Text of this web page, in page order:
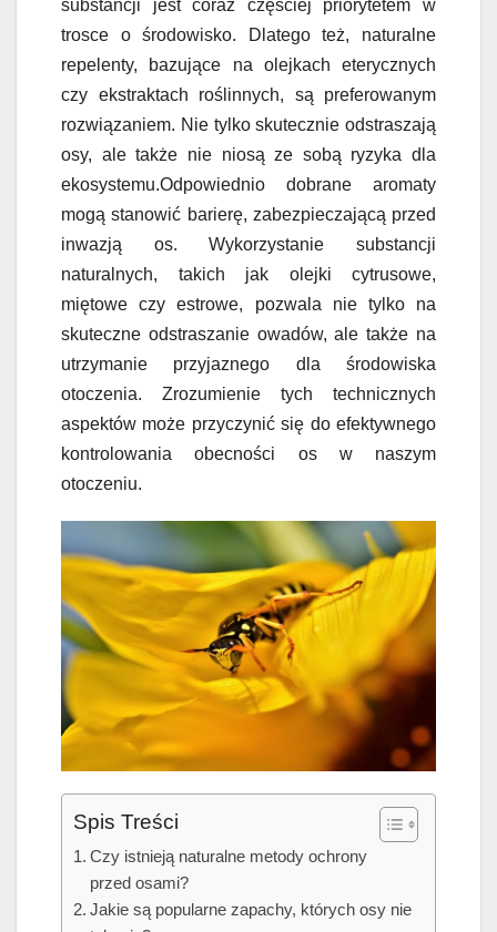
substancji jest coraz częściej priorytetem w
trosce o środowisko. Dlatego też, naturalne
repelenty, bazujące na olejkach eterycznych
czy ekstraktach roślinnych, są preferowanym
rozwiązaniem. Nie tylko skutecznie odstraszają
osy, ale także nie niosą ze sobą ryzyka dla
ekosystemu.Odpowiednio dobrane aromaty
mogą stanowić barierę, zabezpieczającą przed
inwazją os. Wykorzystanie substancji
naturalnych, takich jak olejki cytrusowe,
miętowe czy estrowe, pozwala nie tylko na
skuteczne odstraszanie owadów, ale także na
utrzymanie przyjaznego dla środowiska
otoczenia. Zrozumienie tych technicznych
aspektów może przyczynić się do efektywnego
kontrolowania obecności os w naszym
otoczeniu.
Spis Treści
Czy istnieją naturalne metody ochrony
przed osami?
Jakie są popularne zapachy, których osy nie